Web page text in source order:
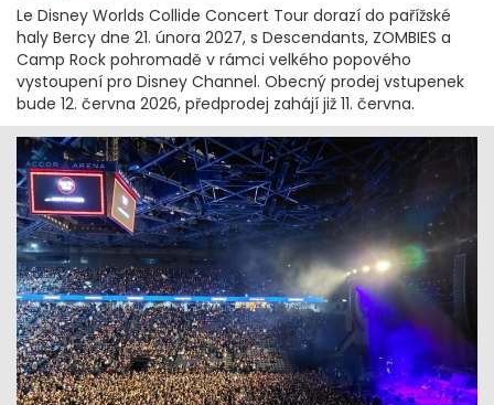
Le Disney Worlds Collide Concert Tour dorazí do pařížské
haly Bercy dne 21. února 2027, s Descendants, ZOMBIES a
Camp Rock pohromadě v rámci velkého popového
vystoupení pro Disney Channel. Obecný prodej vstupenek
bude 12. června 2026, předprodej zahájí již 11. června.